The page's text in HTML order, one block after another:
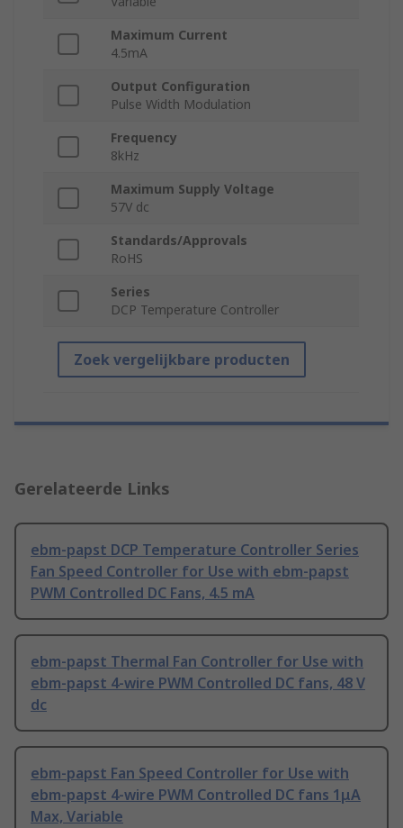
Maximum Current
4.5mA
Output Configuration
Pulse Width Modulation
Frequency
8kHz
Maximum Supply Voltage
57V dc
Standards/Approvals
RoHS
Series
DCP Temperature Controller
Zoek vergelijkbare producten
Gerelateerde Links
ebm-papst DCP Temperature Controller Series
Fan Speed Controller for Use with ebm-papst
PWM Controlled DC Fans, 4.5 mA
ebm-papst Thermal Fan Controller for Use with
ebm-papst 4-wire PWM Controlled DC fans, 48 V
dc
ebm-papst Fan Speed Controller for Use with
ebm-papst 4-wire PWM Controlled DC fans 1μA
Max, Variable